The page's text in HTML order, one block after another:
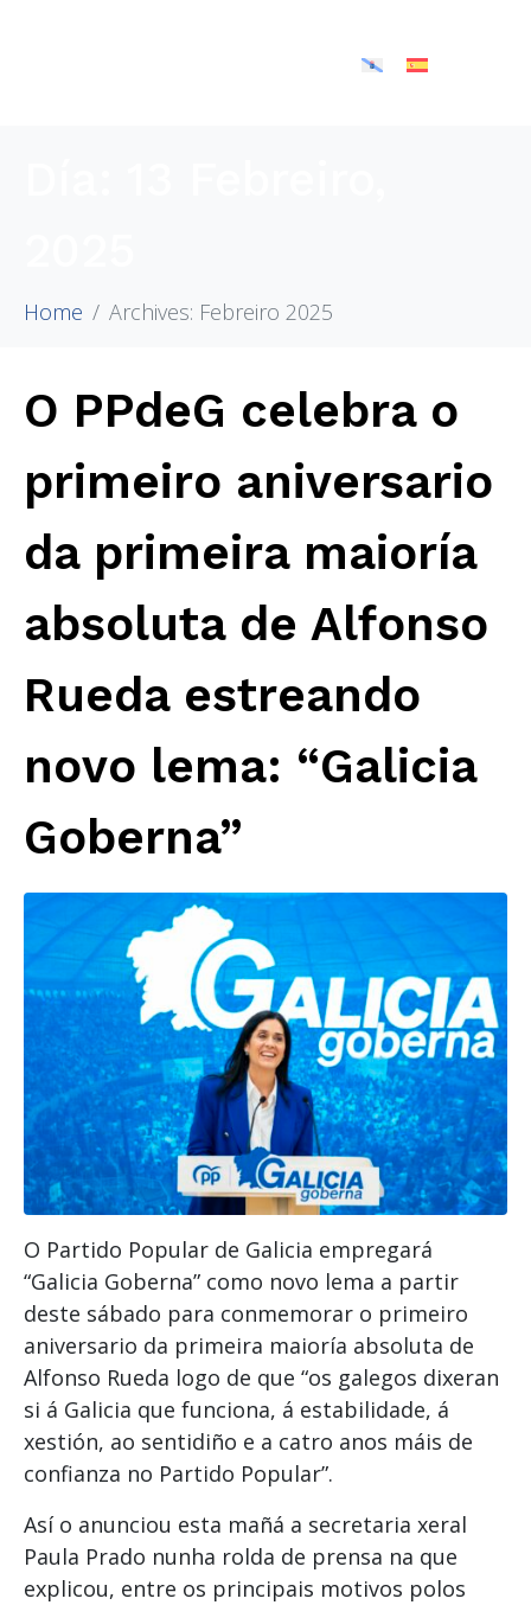
Home Archives: Febreiro 2025
O PPdeG celebra o
primeiro aniversario
da primeira maioría
absoluta de Alfonso
Rueda estreando
novo lema: “Galicia
Goberna”
O Partido Popular de Galicia empregará
“Galicia Goberna” como novo lema a partir
deste sábado para conmemorar o primeiro
aniversario da primeira maioría absoluta de
Alfonso Rueda logo de que “os galegos dixeran
si á Galicia que funciona, á estabilidade, á
xestión, ao sentidiño e a catro anos máis de
confianza no Partido Popular”.
Así o anunciou esta mañá a secretaria xeral
Paula Prado nunha rolda de prensa na que
explicou, entre os principais motivos polos